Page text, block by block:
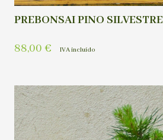
PREBONSAI PINO SILVESTRE
88,00 € IVA incluído